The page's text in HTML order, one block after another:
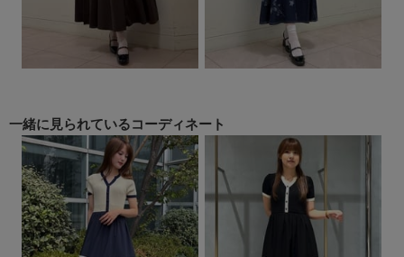
一緒に見られているコーディネート